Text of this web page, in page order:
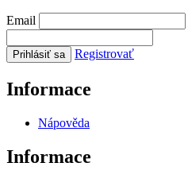
Email
Registrovať
Informace
Nápověda
Informace